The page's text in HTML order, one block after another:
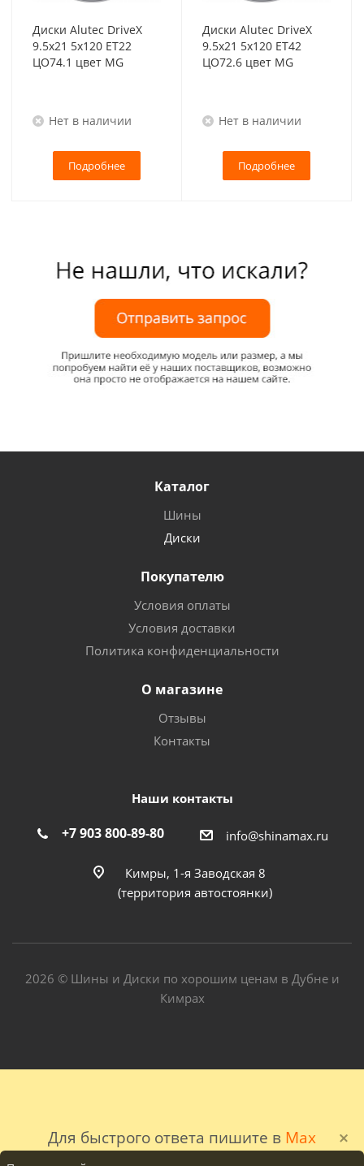
Для быстрого ответа пишите в Max
Диски Alutec DriveX
9.5x21 5x120 ET22
ЦО74.1 цвет MG
Нет в наличии
Подробнее
Диски Alutec DriveX
9.5x21 5x120 ET42
ЦО72.6 цвет MG
Нет в наличии
Подробнее
Каталог
Шины
Диски
Покупателю
Условия оплаты
Условия доставки
Политика конфиденциальности
О магазине
Отзывы
Контакты
Наши контакты
+7 903 800-89-80 info@shinamax.ru
Кимры, 1-я Заводская 8
(территория автостоянки)
2026 © Шины и Диски по хорошим ценам в Дубне и
Кимрах